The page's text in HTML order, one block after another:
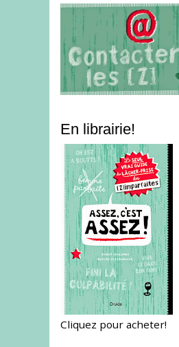
En librairie!
Cliquez pour acheter!